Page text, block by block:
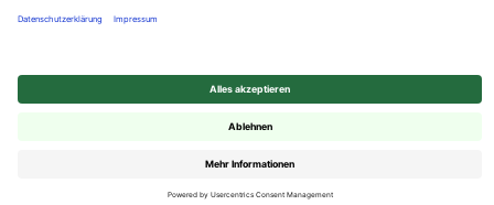
© 2025 Woodstore GmbH & Co. KG